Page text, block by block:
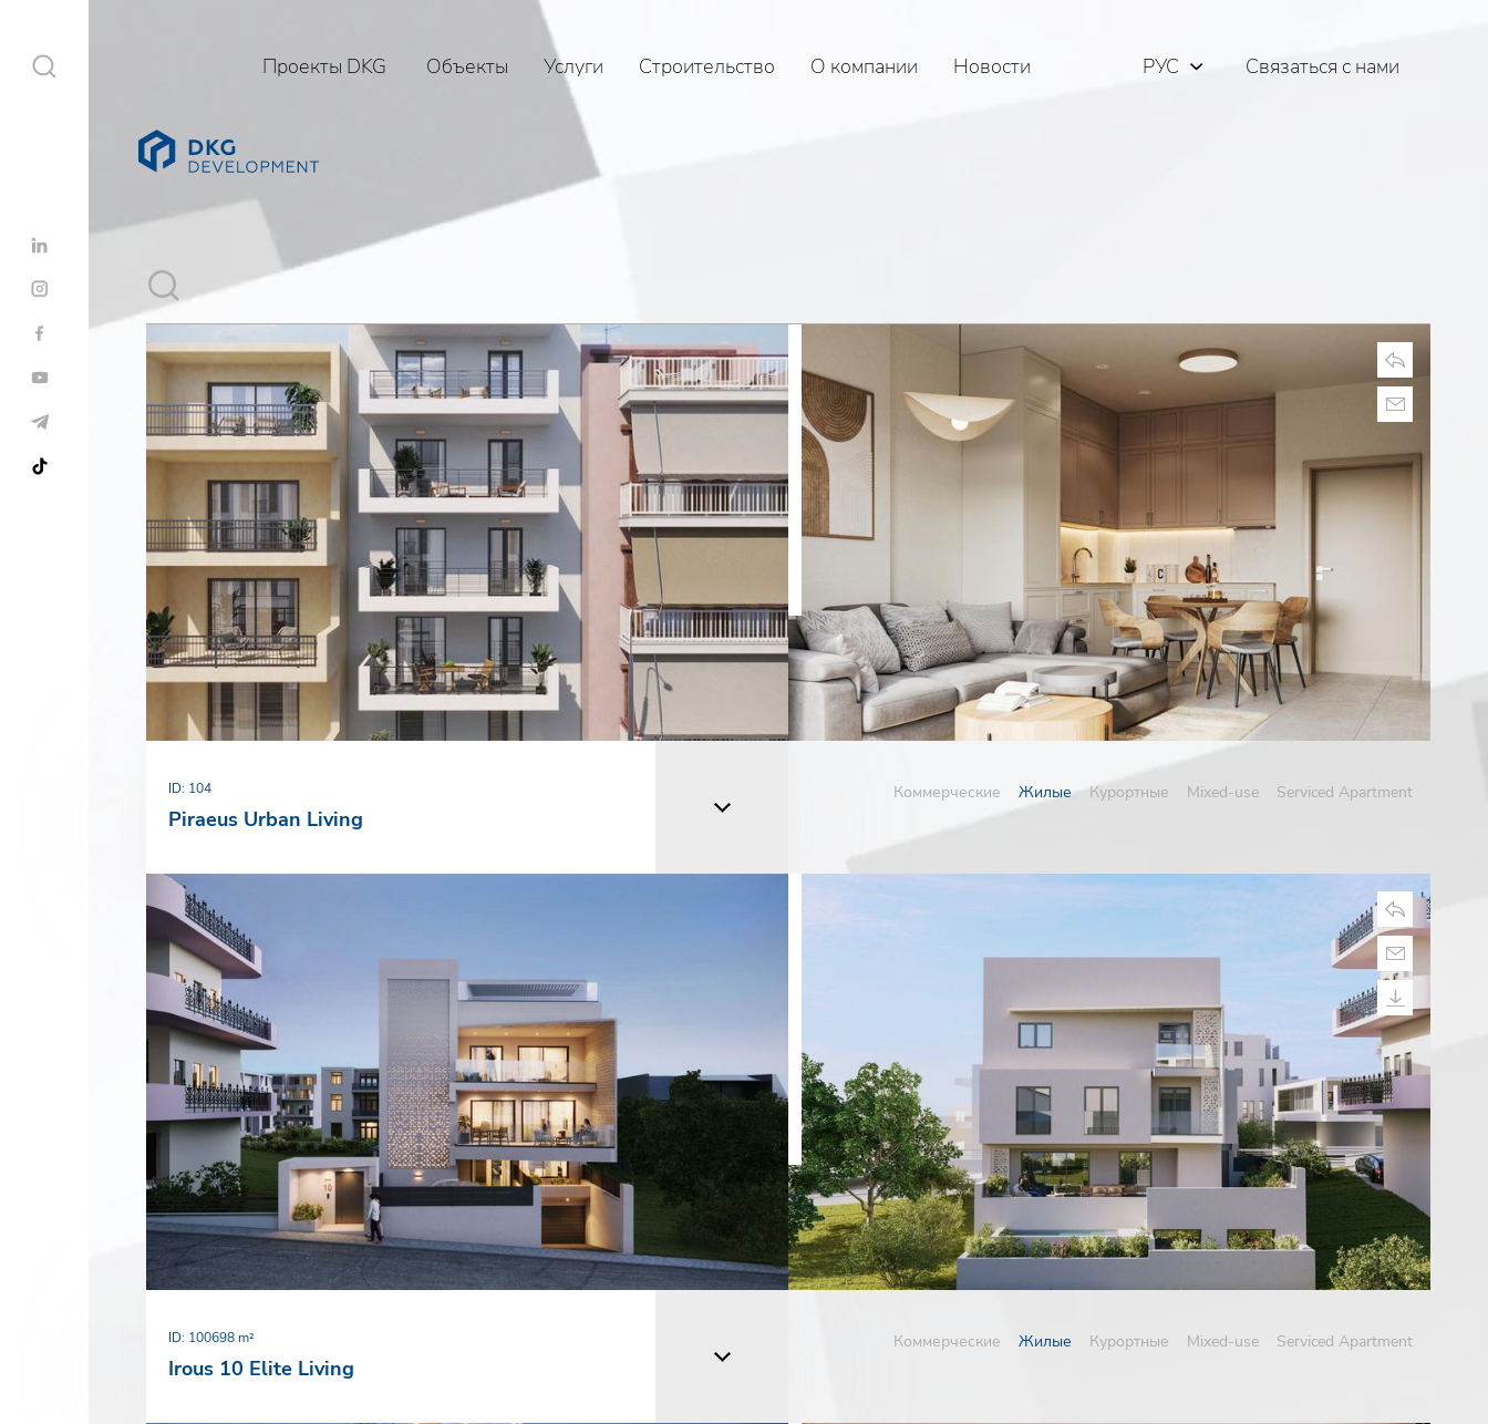
Проекты DKG
Объекты
Услуги
Строительство
О компании
Новости
РУС
ENG
Связаться с нами
Проекты DKG Объекты Услуги Строительство О компании Новости
РУС
Связаться с нами
ID: 104
Piraeus Urban Living
Коммерческие Жилые Курортные Mixed-use Serviced Apartment
ID: 100698 m²
Irous 10 Elite Living
Коммерческие Жилые Курортные Mixed-use Serviced Apartment